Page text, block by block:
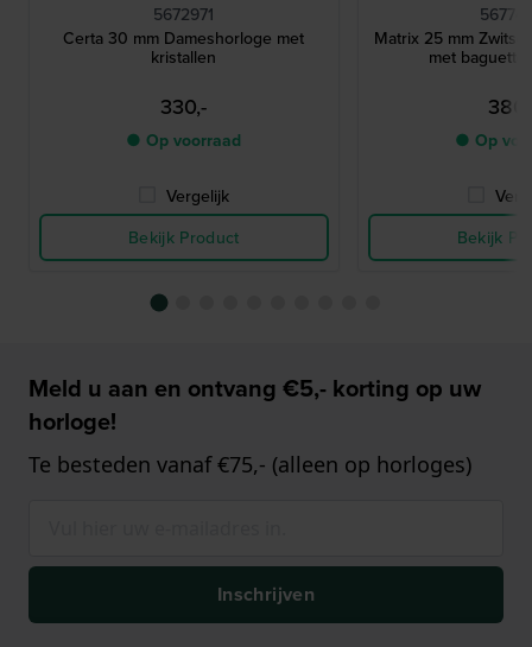
5672971
Certa 30 mm Dameshorloge met
kristallen
330,-
● Op voorraad
Vergelijk
Bekijk Product
Matrix 25 mm
met baguette
● Op
Bekijk
Meld u aan en ontvang €5,- korting op uw
horloge!
Te besteden vanaf €75,- (alleen op horloges)
Inschrijven